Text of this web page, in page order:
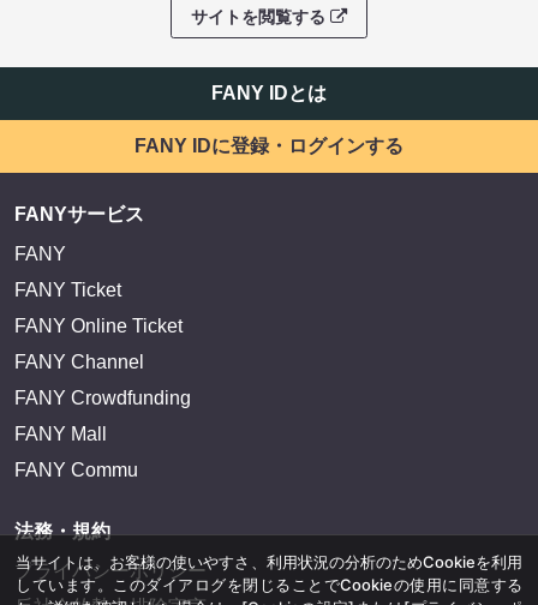
サイトを閲覧する
FANY IDとは
FANY IDに登録・ログインする
FANYサービス
FANY
FANY Ticket
FANY Online Ticket
FANY Channel
FANY Crowdfunding
FANY Mall
FANY Commu
法務・規約
プライバシーポリシー
当サイトは、お客様の使いやすさ、利用状況の分析のためCookieを利用
しています。このダイアログを閉じることでCookieの使用に同意する